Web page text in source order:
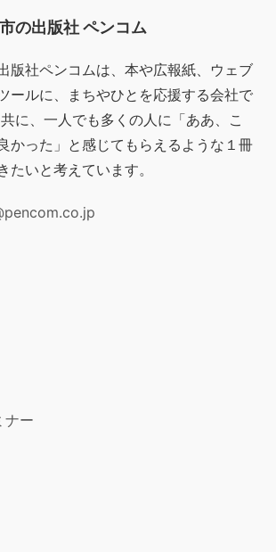
の出版社 ペンコム
版社ペンコムは、本や広報紙、ウェブ
ールに、まちやひとを応援する会社で
に、一人でも多くの人に「ああ、こ
かった」と感じてもらえるような１冊
たいと考えています。
ナー